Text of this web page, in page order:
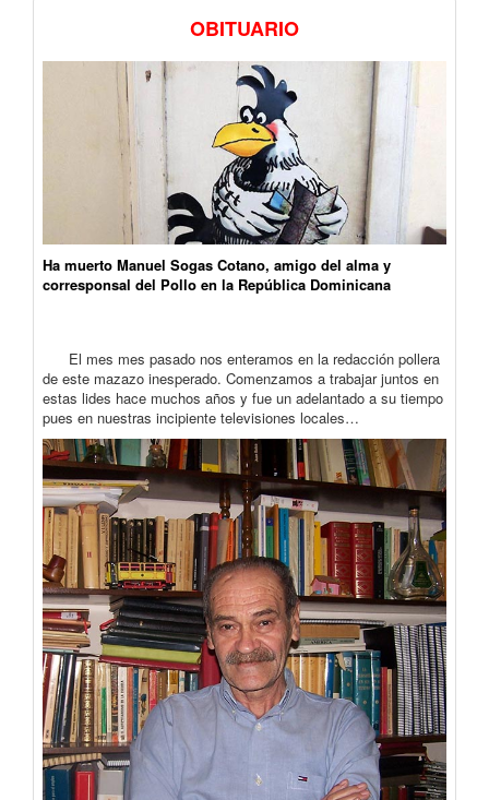
OBITUARIO
Ha muerto Manuel Sogas Cotano, amigo del alma y
corresponsal del Pollo en la República Dominicana
El mes mes pasado nos enteramos en la redacción pollera
de este mazazo inesperado. Comenzamos a trabajar juntos en
estas lides hace muchos años y fue un adelantado a su tiempo
pues en nuestras incipiente televisiones locales…